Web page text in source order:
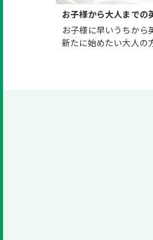
お子様から大人までの
お子様に早いうちから
新たに始めたい大人の